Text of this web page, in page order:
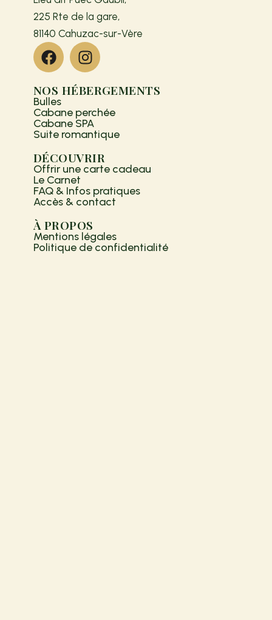
225 Rte de la gare,
81140 Cahuzac-sur-Vère
NOS HÉBERGEMENTS
Bulles
Cabane perchée
Cabane SPA
Suite romantique
DÉCOUVRIR
Offrir une carte cadeau
Le Carnet
FAQ & Infos pratiques
Accès & contact
À PROPOS
Mentions légales
Politique de confidentialité